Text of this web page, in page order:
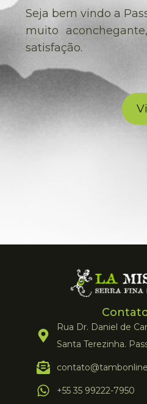
Seja bem vindo a
muito
satisfação.
Rua Dr. Daniel de
Santa Terezinha.
+55 35 99222-7950